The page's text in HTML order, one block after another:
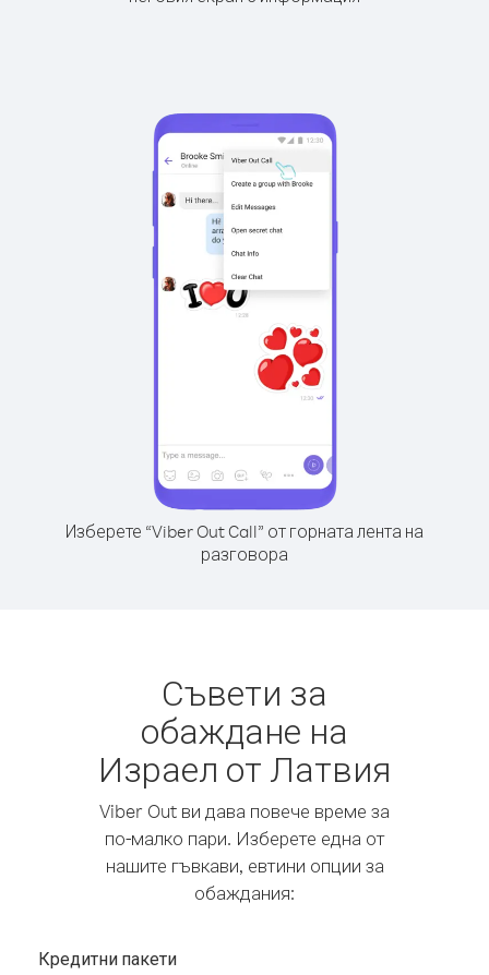
Изберете “Viber Out Call” от горната лента на
разговора
Съвети за
обаждане на
Израел от Латвия
Viber Out ви дава повече време за
по-малко пари. Изберете една от
нашите гъвкави, евтини опции за
обаждания:
Кредитни пакети